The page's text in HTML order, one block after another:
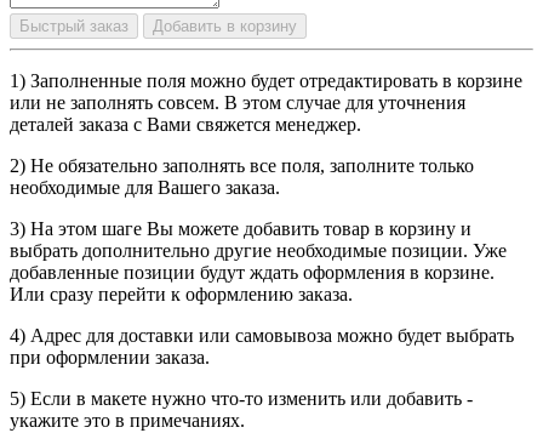
Быстрый заказ Добавить в корзину
1) Заполненные поля можно будет отредактировать в корзине
или не заполнять совсем. В этом случае для уточнения
деталей заказа с Вами свяжется менеджер.
2) Не обязательно заполнять все поля, заполните только
необходимые для Вашего заказа.
3) На этом шаге Вы можете добавить товар в корзину и
выбрать дополнительно другие необходимые позиции. Уже
добавленные позиции будут ждать оформления в корзине.
Или сразу перейти к оформлению заказа.
4) Адрес для доставки или самовывоза можно будет выбрать
при оформлении заказа.
5) Если в макете нужно что-то изменить или добавить -
укажите это в примечаниях.